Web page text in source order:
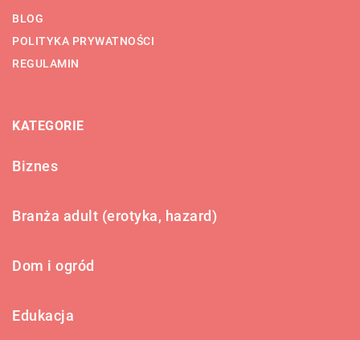
BLOG
POLITYKA PRYWATNOŚCI
REGULAMIN
KATEGORIE
Biznes
Branża adult (erotyka, hazard)
Dom i ogród
Edukacja